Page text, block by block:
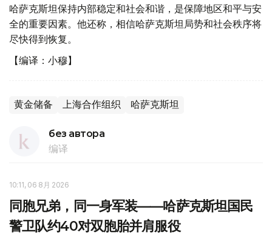
哈萨克斯坦保持内部稳定和社会和谐，是保障地区和平与安
全的重要因素。他还称，相信哈萨克斯坦局势和社会秩序将
尽快得到恢复。
【编译：小穆】
黄金储备 上海合作组织 哈萨克斯坦
без автора
编译
10:11, 06 8月 2026
同胞兄弟，同一身军装——哈萨克斯坦国民
警卫队约40对双胞胎并肩服役